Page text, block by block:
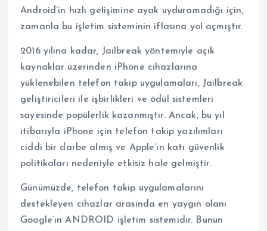
Android’in hızlı gelişimine ayak uyduramadığı için,
zamanla bu işletim sisteminin iflasına yol açmıştır.
2016 yılına kadar, Jailbreak yöntemiyle açık
kaynaklar üzerinden iPhone cihazlarına
yüklenebilen telefon takip uygulamaları, Jailbreak
geliştiricileri ile işbirlikleri ve ödül sistemleri
sayesinde popülerlik kazanmıştır. Ancak, bu yıl
itibarıyla iPhone için telefon takip yazılımları
ciddi bir darbe almış ve Apple’ın katı güvenlik
politikaları nedeniyle etkisiz hale gelmiştir.
Günümüzde, telefon takip uygulamalarını
destekleyen cihazlar arasında en yaygın olanı
Google’ın ANDROID işletim sistemidir. Bunun